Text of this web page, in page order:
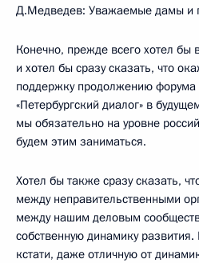
Д.Медведев: Уважаемые дамы и
Конечно, прежде всего хотел бы
и хотел бы сразу сказать, что
поддержку продолжению форума
«Петербургский диалог» в
мы обязательно на уровне
будем этим заниматься.
Хотел бы также сразу сказать,
между неправительственными
между нашим деловым
собственную динамику развития.
кстати, даже отличную от